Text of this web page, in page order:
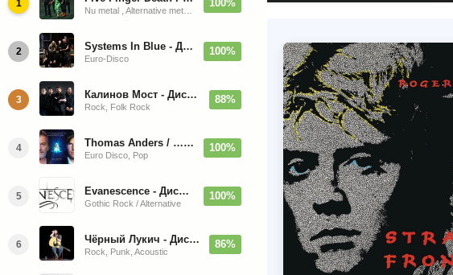
1 100%
2 Systems In Blue - Дискография (2020-2026)
Euro-Disco
100%
3 Калинов Мост - Дискография (1986-2026)
Rock, Folk Rock
88%
4 Thomas Anders / … Sings Modern Talking: The Best hi-res
Euro Disco, Pop
100%
5 Evanescence - Дискография (1998-2026)
Gothic Rock / Alternative
100%
6 Чёрный Лукич - Дискография (1987-2014)
Rock, Punk, Acoustic
86%